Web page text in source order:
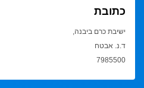
כתובת
ישיבת כרם ביבנה,
ד.נ. אבטח
7985500